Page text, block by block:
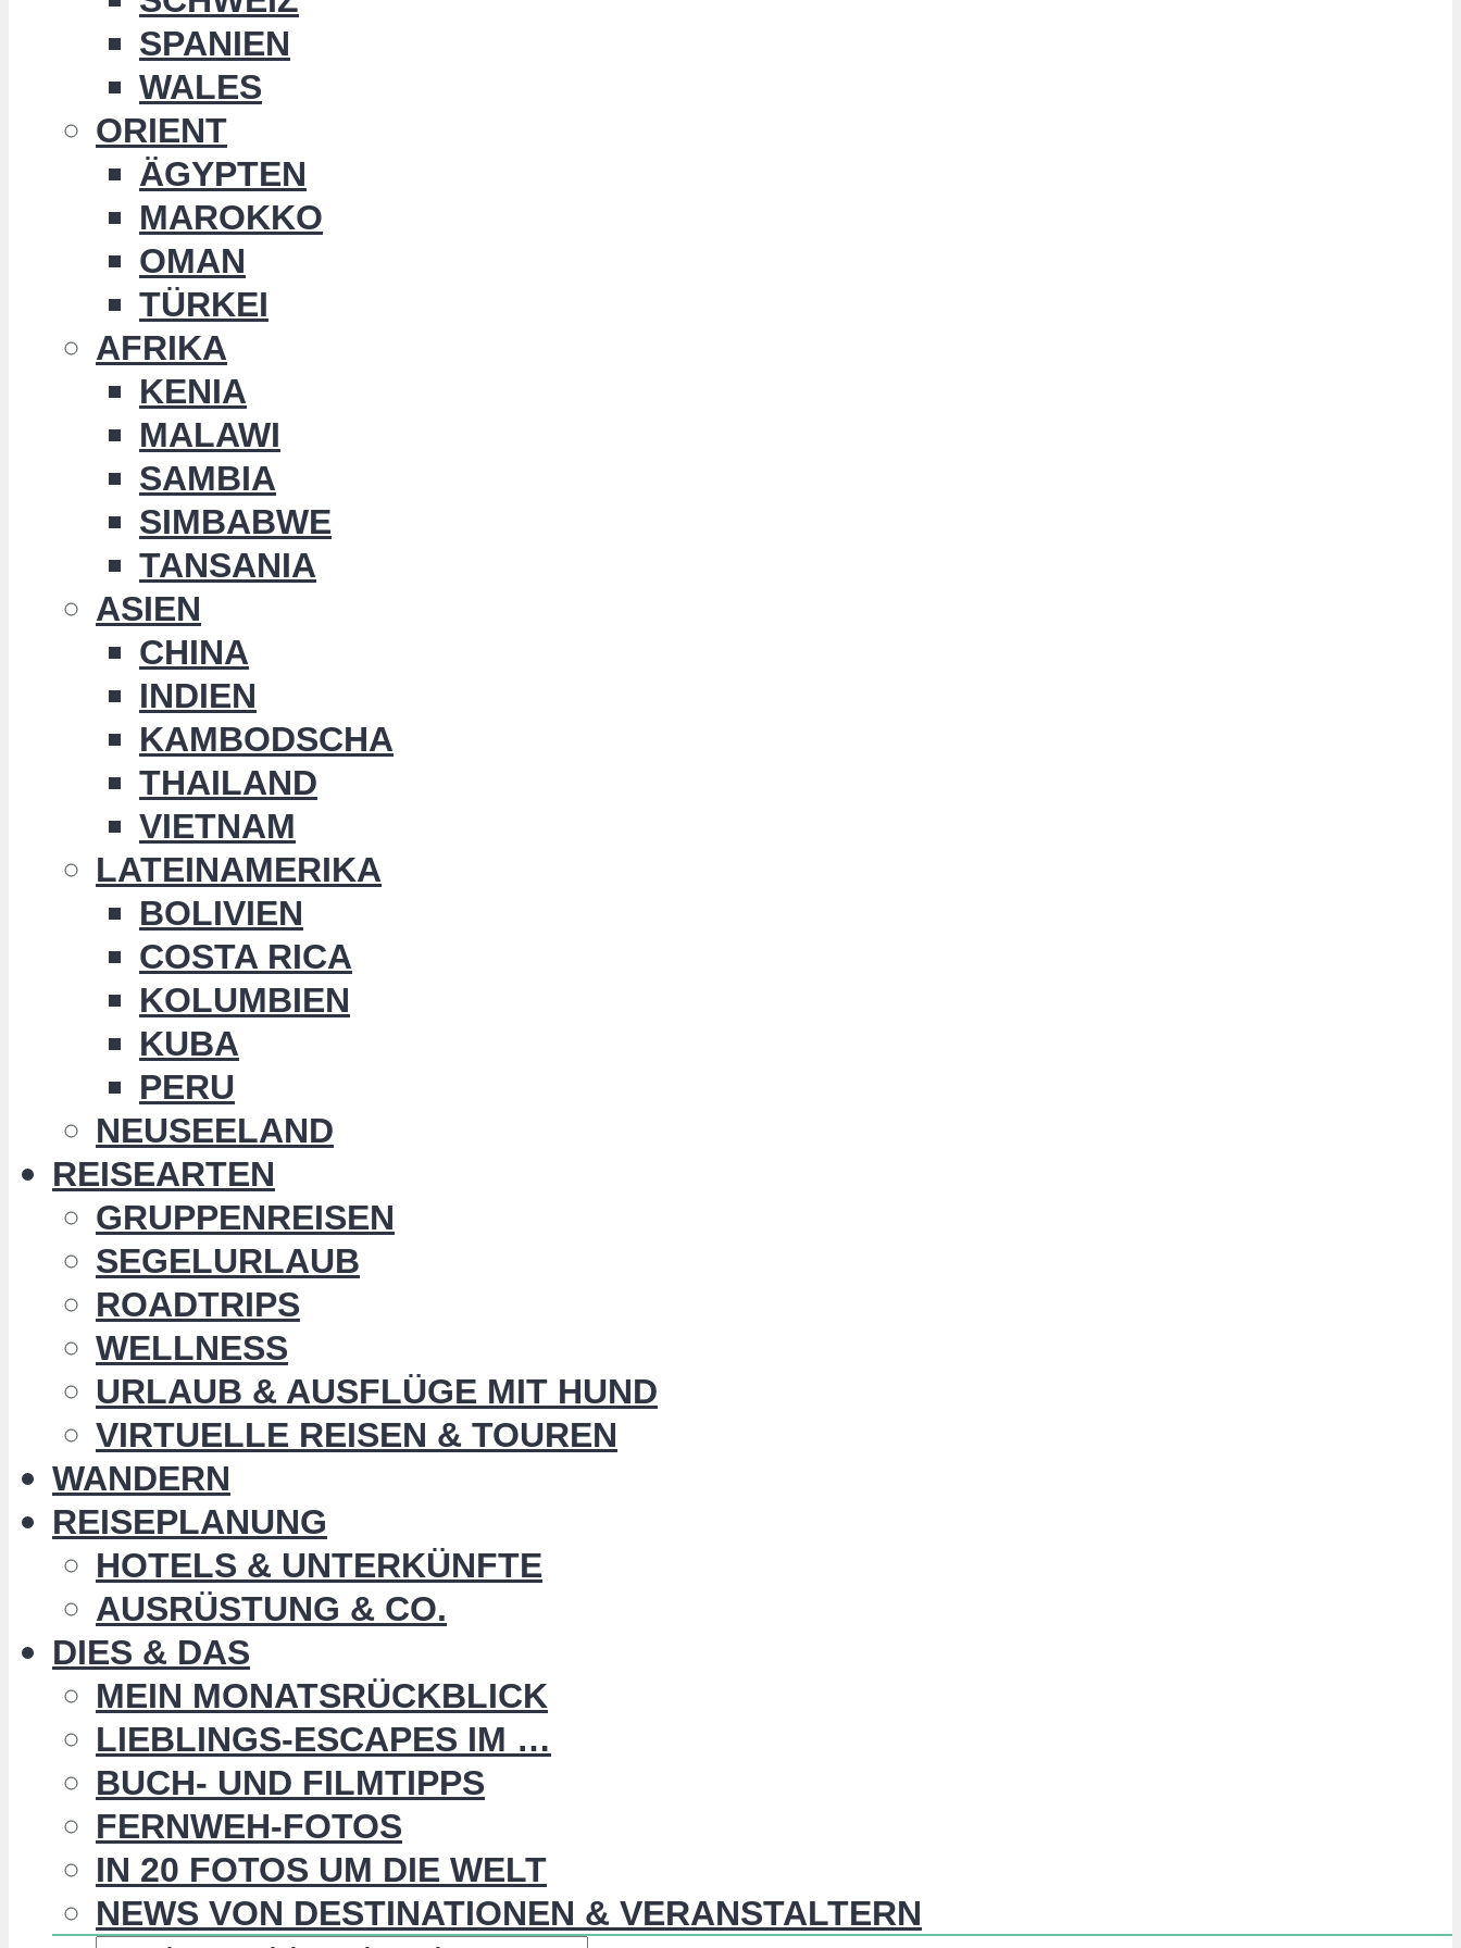
SPANIEN
WALES
ORIENT
ÄGYPTEN
MAROKKO
OMAN
TÜRKEI
AFRIKA
KENIA
MALAWI
SAMBIA
SIMBABWE
TANSANIA
ASIEN
CHINA
INDIEN
KAMBODSCHA
THAILAND
VIETNAM
LATEINAMERIKA
BOLIVIEN
COSTA RICA
KOLUMBIEN
KUBA
PERU
NEUSEELAND
REISEARTEN
GRUPPENREISEN
SEGELURLAUB
ROADTRIPS
WELLNESS
URLAUB & AUSFLÜGE MIT HUND
VIRTUELLE REISEN & TOUREN
WANDERN
REISEPLANUNG
HOTELS & UNTERKÜNFTE
AUSRÜSTUNG & CO.
DIES & DAS
MEIN MONATSRÜCKBLICK
LIEBLINGS-ESCAPES IM …
BUCH- UND FILMTIPPS
FERNWEH-FOTOS
IN 20 FOTOS UM DIE WELT
NEWS VON DESTINATIONEN & VERANSTALTERN